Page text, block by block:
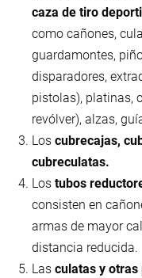
caza de tiro
como cañones,
guardamontes,
disparadores,
pistolas), platinas,
revólver), alzas,
Los cubrecajas,
cubreculatas.
Los tubos
consisten en
armas de mayor
distancia reducida.
Las culatas y otras